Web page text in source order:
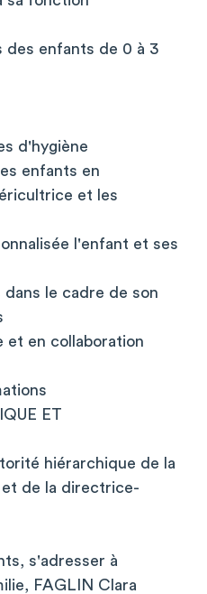
des enfants de 0 à 3
d'hygiène
enfants en
et les
l'enfant et ses
le cadre de son
et en collaboration
ET
hiérarchique de la
de la directrice-
s'adresser à
FAGLIN Clara